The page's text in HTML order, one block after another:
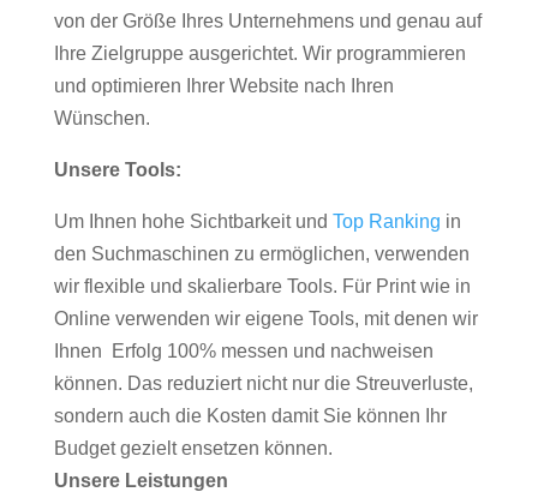
von der Größe Ihres Unternehmens und genau auf
Ihre Zielgruppe ausgerichtet. Wir programmieren
und optimieren Ihrer Website nach Ihren
Wünschen.
Unsere Tools:
Um Ihnen hohe Sichtbarkeit und Top Ranking in
den Suchmaschinen zu ermöglichen, verwenden
wir flexible und skalierbare Tools. Für Print wie in
Online verwenden wir eigene Tools, mit denen wir
Ihnen Erfolg 100% messen und nachweisen
können. Das reduziert nicht nur die Streuverluste,
sondern auch die Kosten damit Sie können Ihr
Budget gezielt ensetzen können.
Unsere Leistungen